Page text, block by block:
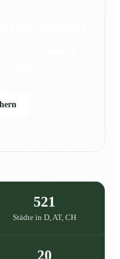
521
Städte in D, AT, CH
20